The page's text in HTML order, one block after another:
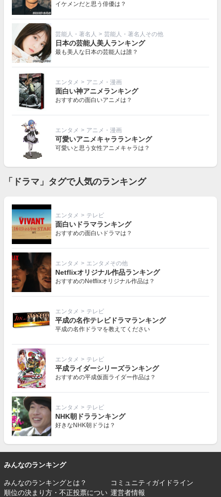
イケメンだと思う俳優は？
芸能人・著名人 > 芸能人・著名人その他
日本の芸能人美人ランキング
最も美人な日本の芸能人は誰？
エンタメ > アニメ・漫画
面白い神アニメランキング
おすすめの面白いアニメは？
エンタメ > アニメ・漫画
可愛いアニメキャラランキング
可愛いと思う女性アニメキャラは？
「ドラマ」タグで人気のランキング
エンタメ > テレビ
面白いドラマランキング
おすすめの面白いドラマは？
エンタメ > エンタメその他
Netflixオリジナル作品ランキング
おすすめのNetflixオリジナル作品は？
エンタメ > テレビ
平成の名作テレビドラマランキング
平成の名作ドラマを教えてください
エンタメ > テレビ
平成ライダーシリーズランキング
おすすめの平成仮面ライダー作品は？
エンタメ > テレビ
NHK朝ドラランキング
好きなNHK朝ドラは？
みんなのランキング
みんなのランキングとは？
コミュニティガイドライン
順位の決まり方・不正投票につい 運営者情報